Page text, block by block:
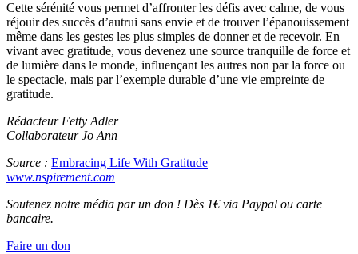
Cette sérénité vous permet d’affronter les défis avec calme, de vous
réjouir des succès d’autrui sans envie et de trouver l’épanouissement
même dans les gestes les plus simples de donner et de recevoir. En
vivant avec gratitude, vous devenez une source tranquille de force et
de lumière dans le monde, influençant les autres non par la force ou
le spectacle, mais par l’exemple durable d’une vie empreinte de
gratitude.
Rédacteur Fetty Adler
Collaborateur Jo Ann
Source : Embracing Life With Gratitude
www.nspirement.com
Soutenez notre média par un don ! Dès 1€ via Paypal ou carte
bancaire.
Faire un don